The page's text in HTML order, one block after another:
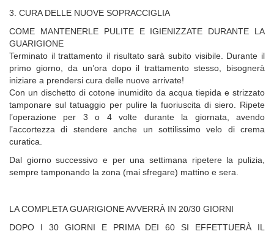
3. CURA DELLE NUOVE SOPRACCIGLIA
COME MANTENERLE PULITE E IGIENIZZATE DURANTE LA
GUARIGIONE
Terminato il trattamento il risultato sarà subito visibile. Durante il
primo giorno, da un’ora dopo il trattamento stesso, bisognerà
iniziare a prendersi cura delle nuove arrivate!
Con un dischetto di cotone inumidito da acqua tiepida e strizzato
tamponare sul tatuaggio per pulire la fuoriuscita di siero. Ripete
l’operazione per 3 o 4 volte durante la giornata, avendo
l’accortezza di stendere anche un sottilissimo velo di crema
curatica.
Dal giorno successivo e per una settimana ripetere la pulizia,
sempre tamponando la zona (mai sfregare) mattino e sera.
LA COMPLETA GUARIGIONE AVVERRÀ IN 20/30 GIORNI
DOPO I 30 GIORNI E PRIMA DEI 60 SI EFFETTUERÀ IL